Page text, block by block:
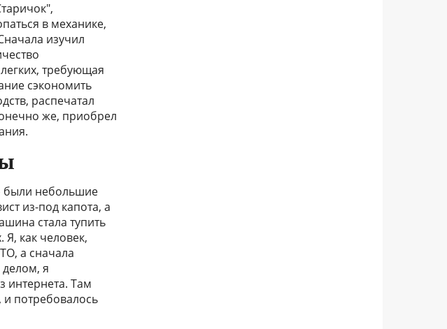
в механике,
изучил
требующая
сэкономить
распечатал
же, приобрел
были небольшие
из-под капота, а
стала тупить
как человек,
а сначала
я
интернета. Там
потребовалось